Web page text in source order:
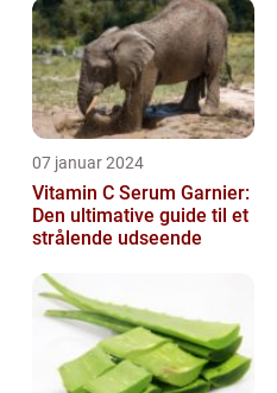
07 januar 2024
Vitamin C Serum Garnier:
Den ultimative guide til et
strålende udseende